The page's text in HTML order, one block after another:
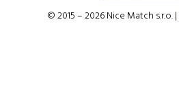
© 2015 – 2026 Nice Match s.r.o. |